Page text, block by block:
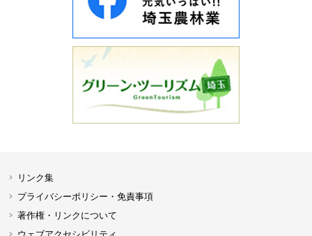
リンク集
プライバシーポリシー・免責事項
著作権・リンクについて